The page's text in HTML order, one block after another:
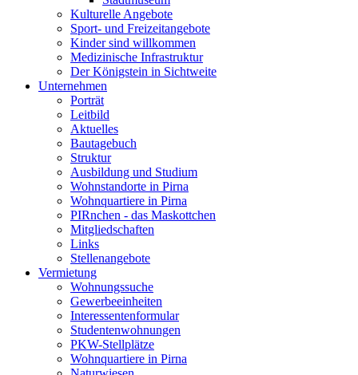
Kulturelle Angebote
Sport- und Freizeitangebote
Kinder sind willkommen
Medizinische Infrastruktur
Der Königstein in Sichtweite
Unternehmen
Porträt
Leitbild
Aktuelles
Bautagebuch
Struktur
Ausbildung und Studium
Wohnstandorte in Pirna
Wohnquartiere in Pirna
PIRnchen - das Maskottchen
Mitgliedschaften
Links
Stellenangebote
Vermietung
Wohnungssuche
Gewerbeeinheiten
Interessentenformular
Studentenwohnungen
PKW-Stellplätze
Wohnquartiere in Pirna